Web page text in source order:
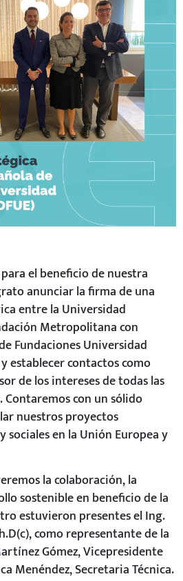
el beneficio de nuestra
anunciar la firma de una
entre la Universidad
Metropolitana con
Fundaciones Universidad
establecer contactos como
de los intereses de todas las
Contaremos con un sólido
nuestros proyectos
sociales en la Unión Europea y
la colaboración, la
sostenible en beneficio de la
estuvieron presentes el Ing.
como representante de la
Gómez, Vicepresidente
Menéndez, Secretaria Técnica.